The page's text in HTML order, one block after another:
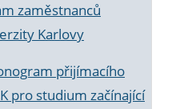
zaměstnanců
Karlovy
přijímacího
pro studium začínající